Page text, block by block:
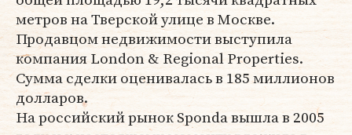
метров на Тверской улице в Москве.
Продавцом недвижимости выступила
компания London & Regional Properties.
Сумма сделки оценивалась в 185 миллионов
долларов.
На российский рынок Sponda вышла в 2005